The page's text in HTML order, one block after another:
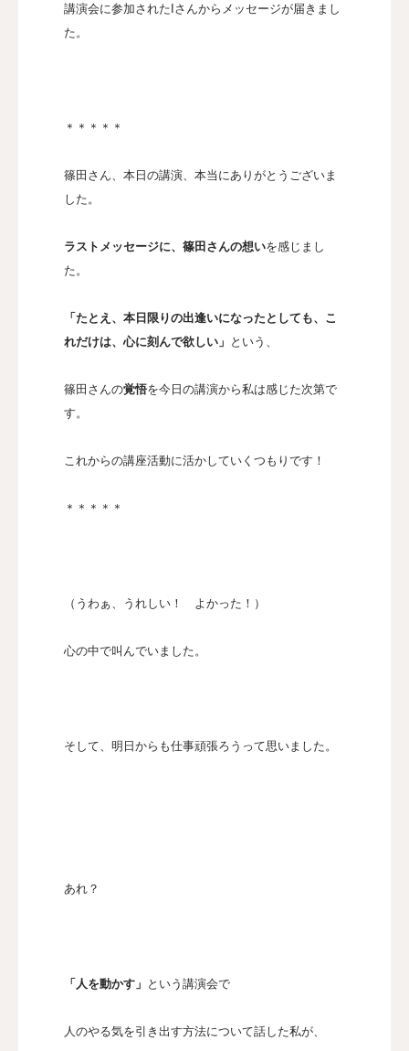
講演会に参加されたIさんからメッセージが届きまし
た。
＊＊＊＊＊
篠田さん、本日の講演、本当にありがとうございま
した。
ラストメッセージに、篠田さんの想いを感じまし
た。
「たとえ、本日限りの出逢いになったとしても、こ
れだけは、心に刻んで欲しい」 という、
篠田さんの覚悟を今日の講演から私は感じた次第で
す。
これからの講座活動に活かしていくつもりです！
＊＊＊＊＊
（うわぁ、うれしい！ よかった！）
心の中で叫んでいました。
そして、明日からも仕事頑張ろうって思いました。
あれ？
「人を動かす」 という講演会で
人のやる気を引き出す方法について話した私が、